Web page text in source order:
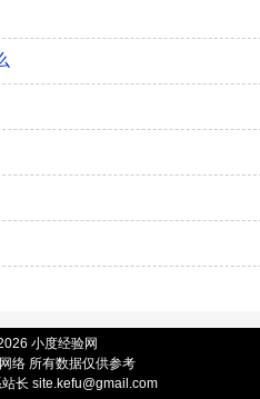
小度经验网
络 所有数据仅供参考
长 site.kefu@gmail.com